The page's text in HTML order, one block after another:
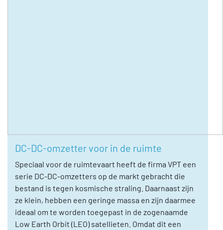
DC-DC-omzetter voor in de ruimte
Speciaal voor de ruimtevaart heeft de firma VPT een
serie DC-DC-omzetters op de markt gebracht die
bestand is tegen kosmische straling. Daarnaast zijn
ze klein, hebben een geringe massa en zijn daarmee
ideaal om te worden toegepast in de zogenaamde
Low Earth Orbit (LEO) satellieten. Omdat dit een